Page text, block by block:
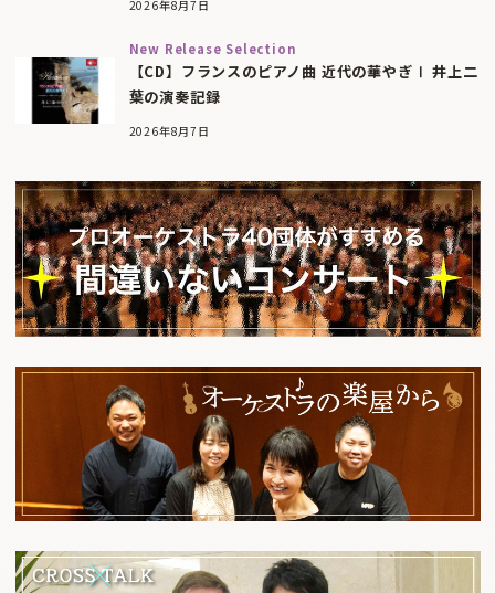
2026年8月7日
New Release Selection
【CD】フランスのピアノ曲 近代の華やぎⅠ 井上二
葉の演奏記録
2026年8月7日